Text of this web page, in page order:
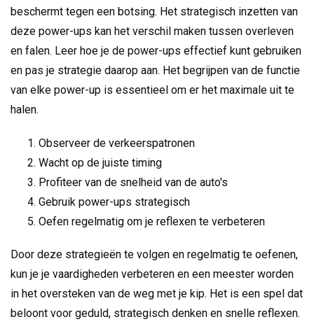
beschermt tegen een botsing. Het strategisch inzetten van
deze power-ups kan het verschil maken tussen overleven
en falen. Leer hoe je de power-ups effectief kunt gebruiken
en pas je strategie daarop aan. Het begrijpen van de functie
van elke power-up is essentieel om er het maximale uit te
halen.
Observeer de verkeerspatronen
Wacht op de juiste timing
Profiteer van de snelheid van de auto's
Gebruik power-ups strategisch
Oefen regelmatig om je reflexen te verbeteren
Door deze strategieën te volgen en regelmatig te oefenen,
kun je je vaardigheden verbeteren en een meester worden
in het oversteken van de weg met je kip. Het is een spel dat
beloont voor geduld, strategisch denken en snelle reflexen.